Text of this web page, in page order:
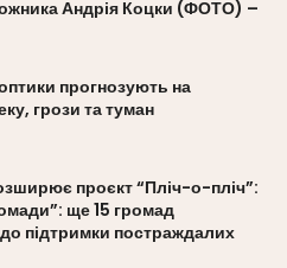
Андрія Коцки (ФОТО) –
прогнозують на
грози та туман
проєкт “Пліч-о-пліч”:
ще 15 громад
підтримки постраждалих